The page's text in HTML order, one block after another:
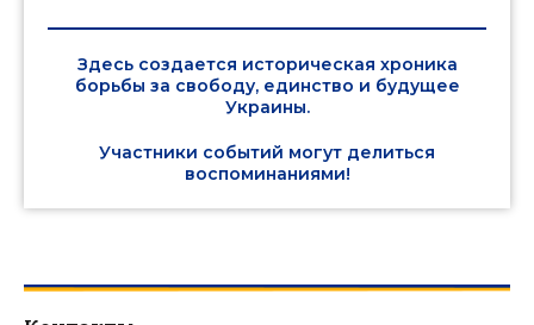
Здесь создается историческая хроника
борьбы за свободу, единство и будущее
Украины.
Участники событий могут делиться
воспоминаниями!